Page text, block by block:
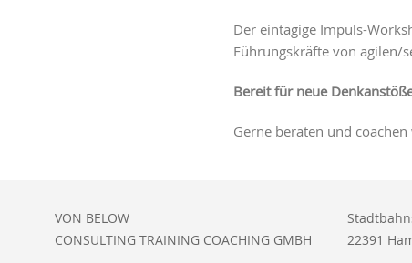
Der eintägige Impuls-
Führungskräfte von agilen/
Bereit für neue
Gerne beraten und
VON BELOW
CONSULTING TRAINING COACHING GMBH
22391